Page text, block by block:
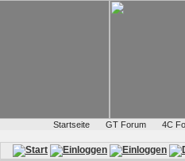
Startseite GT Forum 4C